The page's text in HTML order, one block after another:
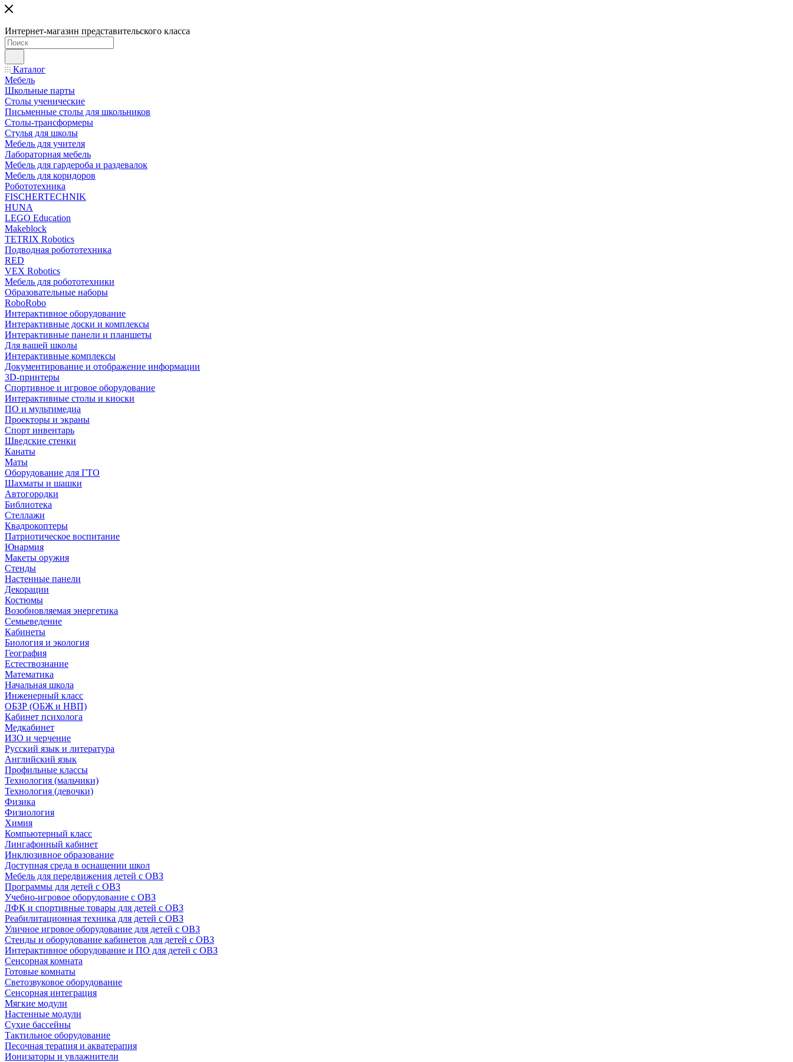
Интернет-магазин представительского класса
Каталог
Мебель
Школьные парты
Столы ученические
Письменные столы для школьников
Столы-трансформеры
Стулья для школы
Мебель для учителя
Лабораторная мебель
Мебель для гардероба и раздевалок
Мебель для коридоров
Робототехника
FISCHERTECHNIK
HUNA
LEGO Education
Makeblock
TETRIX Robotics
Подводная робототехника
RED
VEX Robotics
Мебель для робототехники
Образовательные наборы
RoboRobo
Интерактивное оборудование
Интерактивные доски и комплексы
Интерактивные панели и планшеты
Для вашей школы
Интерактивные комплексы
Документирование и отображение информации
3D-принтеры
Спортивное и игровое оборудование
Интерактивные столы и киоски
ПО и мультимедиа
Проекторы и экраны
Спорт инвентарь
Шведские стенки
Канаты
Маты
Оборудование для ГТО
Шахматы и шашки
Автогородки
Библиотека
Стеллажи
Квадрокоптеры
Патриотическое воспитание
Юнармия
Макеты оружия
Стенды
Настенные панели
Декорации
Костюмы
Возобновляемая энергетика
Семьеведение
Кабинеты
Биология и экология
География
Естествознание
Математика
Начальная школа
Инженерный класс
ОБЗР (ОБЖ и НВП)
Кабинет психолога
Медкабинет
ИЗО и черчение
Русский язык и литература
Английский язык
Профильные классы
Технология (мальчики)
Технология (девочки)
Физика
Физиология
Химия
Компьютерный класс
Лингафонный кабинет
Инклюзивное образование
Доступная среда в оснащении школ
Мебель для передвижения детей с ОВЗ
Программы для детей с ОВЗ
Учебно-игровое оборудование с ОВЗ
ЛФК и спортивные товары для детей с ОВЗ
Реабилитационная техника для детей с ОВЗ
Уличное игровое оборудование для детей с ОВЗ
Стенды и оборудование кабинетов для детей с ОВЗ
Интерактивное оборудование и ПО для детей с ОВЗ
Сенсорная комната
Готовые комнаты
Светозвуковое оборудование
Сенсорная интеграция
Мягкие модули
Настенные модули
Сухие бассейны
Тактильное оборудование
Песочная терапия и акватерапия
Ионизаторы и увлажнители